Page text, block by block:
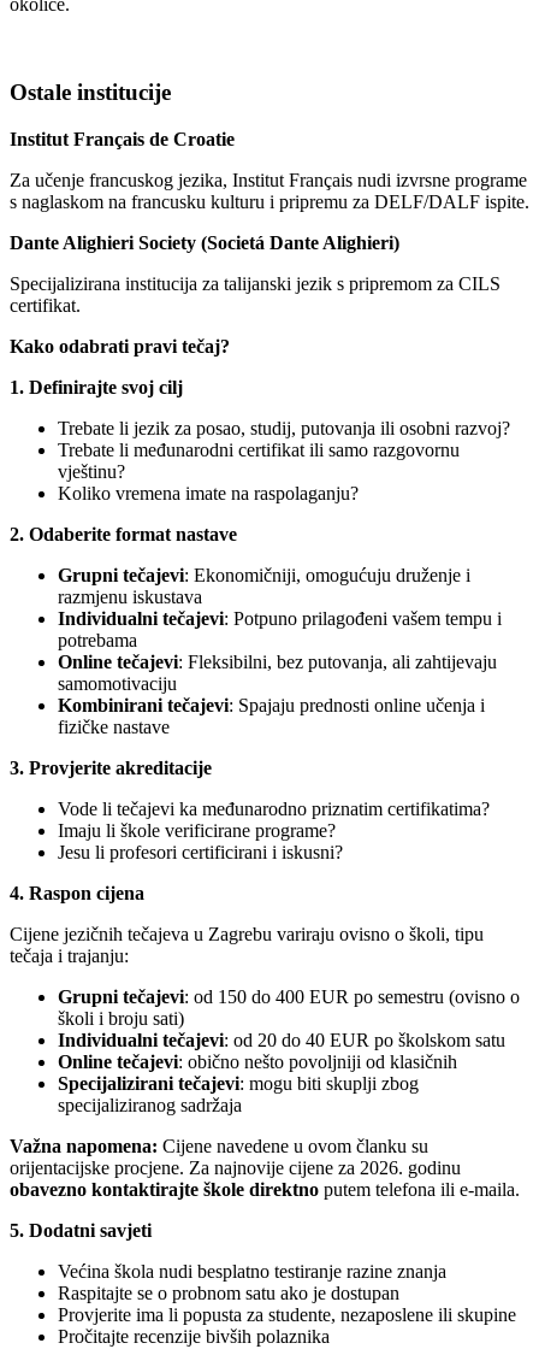
okolice.
Ostale institucije
Institut Français de Croatie
Za učenje francuskog jezika, Institut Français nudi izvrsne programe
s naglaskom na francusku kulturu i pripremu za DELF/DALF ispite.
Dante Alighieri Society (Societá Dante Alighieri)
Specijalizirana institucija za talijanski jezik s pripremom za CILS
certifikat.
Kako odabrati pravi tečaj?
1. Definirajte svoj cilj
Trebate li jezik za posao, studij, putovanja ili osobni razvoj?
Trebate li međunarodni certifikat ili samo razgovornu
vještinu?
Koliko vremena imate na raspolaganju?
2. Odaberite format nastave
Grupni tečajevi: Ekonomičniji, omogućuju druženje i
razmjenu iskustava
Individualni tečajevi: Potpuno prilagođeni vašem tempu i
potrebama
Online tečajevi: Fleksibilni, bez putovanja, ali zahtijevaju
samomotivaciju
Kombinirani tečajevi: Spajaju prednosti online učenja i
fizičke nastave
3. Provjerite akreditacije
Vode li tečajevi ka međunarodno priznatim certifikatima?
Imaju li škole verificirane programe?
Jesu li profesori certificirani i iskusni?
4. Raspon cijena
Cijene jezičnih tečajeva u Zagrebu variraju ovisno o školi, tipu
tečaja i trajanju:
Grupni tečajevi: od 150 do 400 EUR po semestru (ovisno o
školi i broju sati)
Individualni tečajevi: od 20 do 40 EUR po školskom satu
Online tečajevi: obično nešto povoljniji od klasičnih
Specijalizirani tečajevi: mogu biti skuplji zbog
specijaliziranog sadržaja
Važna napomena: Cijene navedene u ovom članku su
orijentacijske procjene. Za najnovije cijene za 2026. godinu
obavezno kontaktirajte škole direktno putem telefona ili e-maila.
5. Dodatni savjeti
Većina škola nudi besplatno testiranje razine znanja
Raspitajte se o probnom satu ako je dostupan
Provjerite ima li popusta za studente, nezaposlene ili skupine
Pročitajte recenzije bivših polaznika